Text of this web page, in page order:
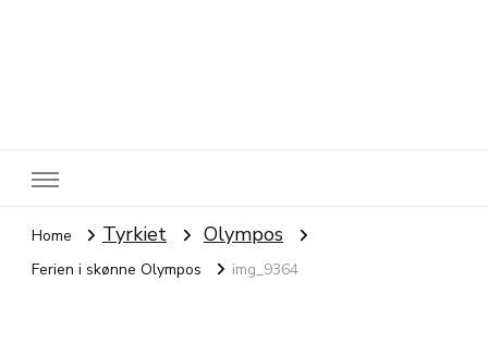
Home Tyrkiet Olympos
Ferien i skønne Olympos img_9364